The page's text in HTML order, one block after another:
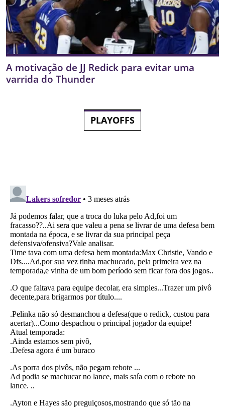
A motivação de JJ Redick para evitar uma
varrida do Thunder
PLAYOFFS